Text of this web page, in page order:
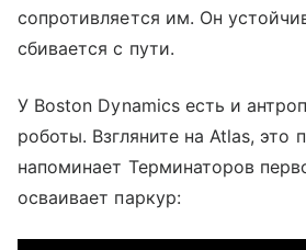
сопротивляется им. Он
сбивается с пути.
У Boston Dynamics есть и
роботы. Взгляните на Atlas, это
напоминает Терминаторов
осваивает паркур: